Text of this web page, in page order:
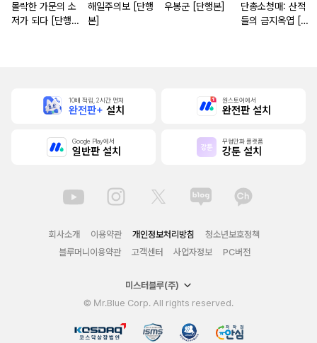
몰락한 가문의 소
저가 되다 [단행
해일주의보 [단행
본]
우봉군 [단행본]
단총소청매: 산적
들의 금지옥엽 [단
10배 적립, 2시간 먼저
완전판+ 설치
원스토어에서
완전판 설치
Google Play에서
일반판 설치
무협만화 플랫폼
강툰 설치
회사소개 이용약관 개인정보처리방침
청소년보호정책
블루머니이용약관
고객센터 사업자정보 PC버전
미스터블루(주)
© Mr.Blue Corp. All rights reserved.